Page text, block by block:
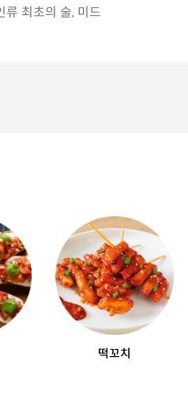
류 최초의 술, 미드
떡꼬치